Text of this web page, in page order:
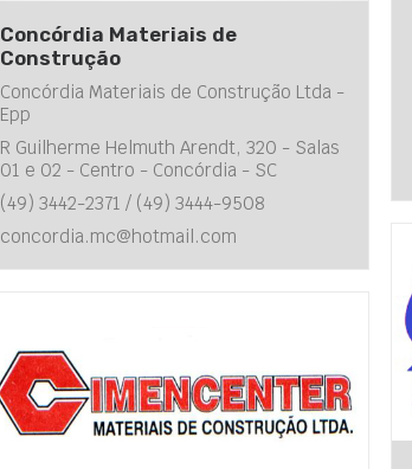
Concórdia Materiais de
Construção
Concórdia Materiais de Construção Ltda -
Epp
R Guilherme Helmuth Arendt, 320 - Salas
01 e 02 - Centro - Concórdia - SC
(49) 3442-2371 / (49) 3444-9508
concordia.mc@hotmail.com